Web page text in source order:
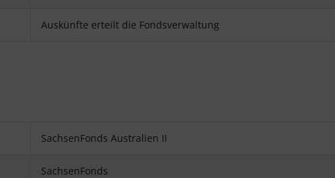
Auskünfte erteilt die Fondsverwaltung
SachsenFonds Australien II
SachsenFonds